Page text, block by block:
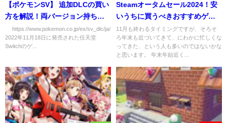
【ポケモンSV】 追加DLCの買い
方を解説！両バージョン持ちは2
個購入が必要！
https://www.pokemon.co.jp/ex/sv_dlc/ja/
2022年11月18日に発売された任天堂
Switchのゲ...
Steamオータムセール2024！安
いうちに買うべきおすすめゲー
ム10選を紹介！
11月も終わるタイミングですが、そろそ
ろ年末も近づいてきて、にわかに忙しくな
ってきた、という人も多いのではないかな
と思います。 年末年始近く...